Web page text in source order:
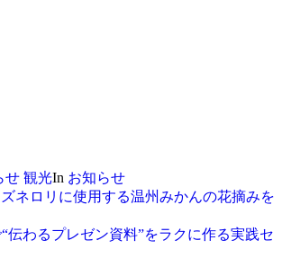
せ 観光In お知らせ
ネロリに使用する温州みかんの花摘みを
伝わるプレゼン資料”をラクに作る実践セ